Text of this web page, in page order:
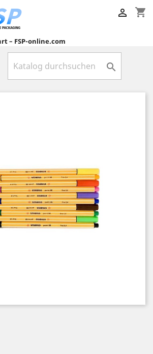
shopping_cart

– FSP-online.com
